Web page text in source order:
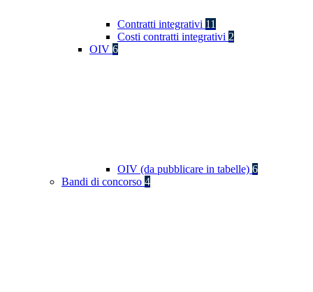
Contratti integrativi 11
Costi contratti integrativi 2
OIV 6
OIV (da pubblicare in tabelle) 6
Bandi di concorso 4